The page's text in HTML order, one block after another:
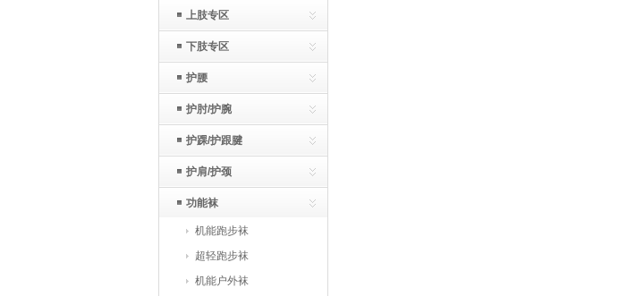
上肢专区
下肢专区
护腰
护肘/护腕
护踝/护跟腱
护肩/护颈
功能袜
机能跑步袜
超轻跑步袜
机能户外袜